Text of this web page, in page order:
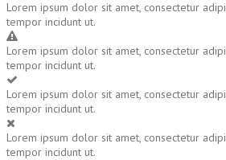
Lorem ipsum dolor sit amet, consectetur
tempor incidunt ut.
Lorem ipsum dolor sit amet, consectetur
tempor incidunt ut.
Lorem ipsum dolor sit amet, consectetur
tempor incidunt ut.
Lorem ipsum dolor sit amet, consectetur
tempor incidunt ut.